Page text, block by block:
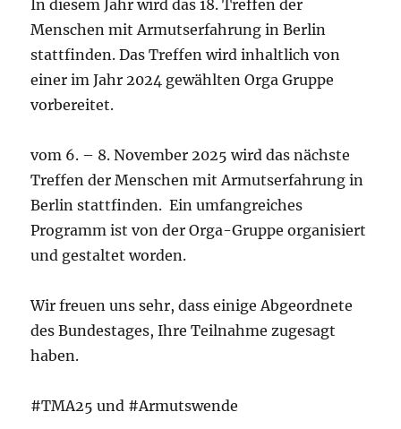
In diesem Jahr wird das 18. Treffen der
Menschen mit Armutserfahrung in Berlin
stattfinden. Das Treffen wird inhaltlich von
einer im Jahr 2024 gewählten Orga Gruppe
vorbereitet.
vom 6. – 8. November 2025 wird das nächste
Treffen der Menschen mit Armutserfahrung in
Berlin stattfinden. Ein umfangreiches
Programm ist von der Orga-Gruppe organisiert
und gestaltet worden.
Wir freuen uns sehr, dass einige Abgeordnete
des Bundestages, Ihre Teilnahme zugesagt
haben.
#TMA25 und #Armutswende